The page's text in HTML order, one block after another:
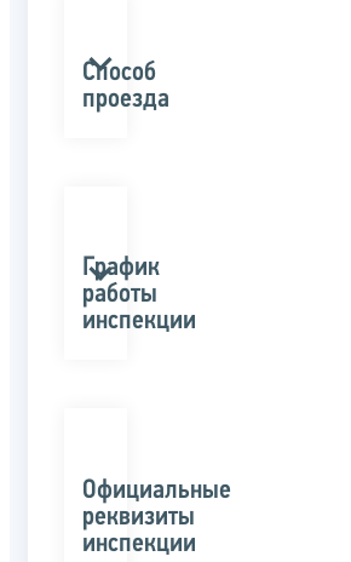
Способ
проезда
График
работы
инспекции
Официальные
реквизиты
инспекции